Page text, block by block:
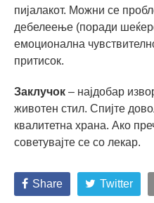
пијалакот. Можни се
дебелеење (поради
емоционална
притисок.
Заклучок – најдобар
животен стил. Спијте
квалитетна храна. Ако
советувајте се со лекар.
Share Twitter